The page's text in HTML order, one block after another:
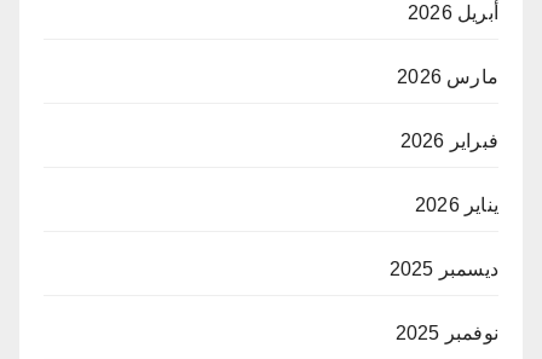
أبريل 2026
مارس 2026
فبراير 2026
يناير 2026
ديسمبر 2025
نوفمبر 2025